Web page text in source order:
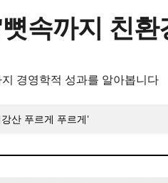
속까지 친환
경영학적 성과를 알아봅니다
산 푸르게 푸르게’